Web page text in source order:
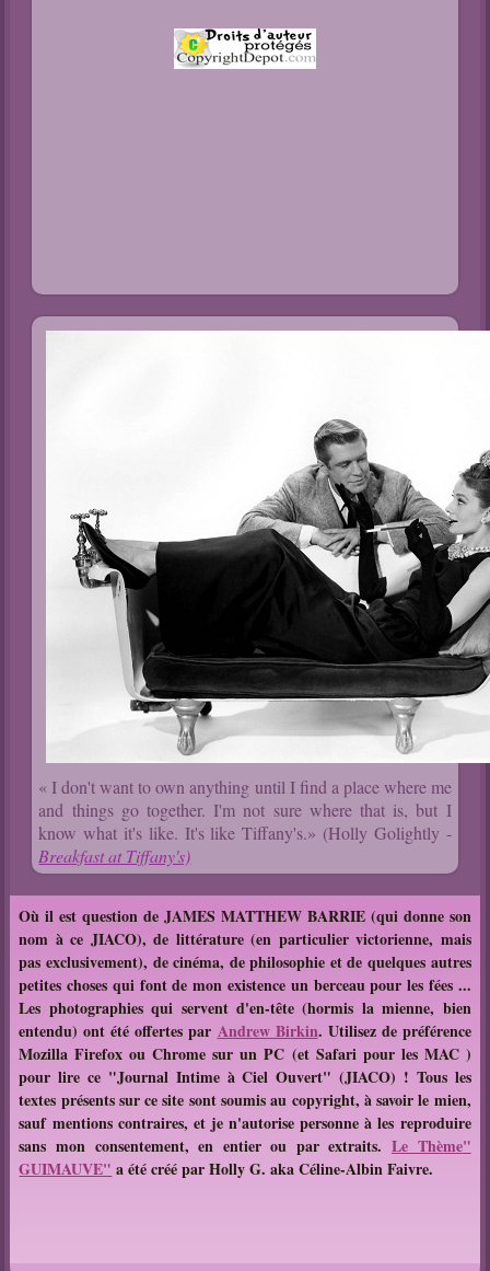
« I don't want to own anything until I find a place where me
and things go together. I'm not sure where that is, but I
know what it's like. It's like Tiffany's.» (Holly Golightly -
Breakfast at Tiffany's)
Où il est question de JAMES MATTHEW BARRIE (qui donne son
nom à ce JIACO), de littérature (en particulier victorienne, mais
pas exclusivement), de cinéma, de philosophie et de quelques autres
petites choses qui font de mon existence un berceau pour les fées ...
Les photographies qui servent d'en-tête (hormis la mienne, bien
entendu) ont été offertes par Andrew Birkin. Utilisez de préférence
Mozilla Firefox ou Chrome sur un PC (et Safari pour les MAC )
pour lire ce "Journal Intime à Ciel Ouvert" (JIACO) ! Tous les
textes présents sur ce site sont soumis au copyright, à savoir le mien,
sauf mentions contraires, et je n'autorise personne à les reproduire
sans mon consentement, en entier ou par extraits. Le Thème"
GUIMAUVE" a été créé par Holly G. aka Céline-Albin Faivre.